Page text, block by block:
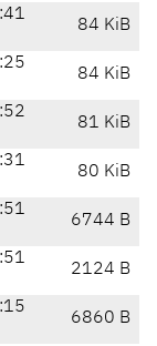
84 KiB
84 KiB
81 KiB
80 KiB
6744 B
2124 B
6860 B